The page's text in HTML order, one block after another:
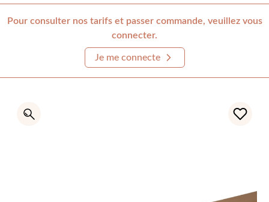
Pour consulter nos tarifs et passer commande, veuillez vous
connecter.
Je me connecte